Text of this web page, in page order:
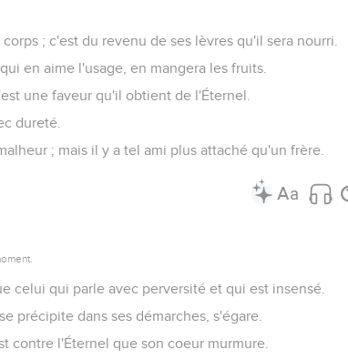
; c'est du revenu de ses lèvres qu'il sera nourri.
en aime l'usage, en mangera les fruits.
une faveur qu'il obtient de l'Éternel.
dureté.
; mais il y a tel ami plus attaché qu'un frère.
celui qui parle avec perversité et qui est insensé.
précipite dans ses démarches, s'égare.
contre l'Éternel que son coeur murmure.